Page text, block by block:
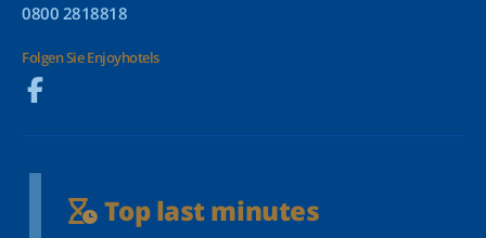
0800 2818818
Folgen Sie Enjoyhotels
Top last minutes